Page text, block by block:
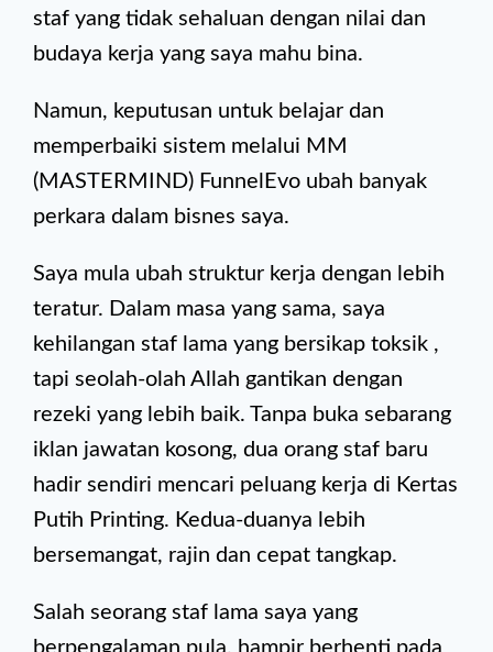
staf yang tidak sehaluan dengan nilai dan
budaya kerja yang saya mahu bina.
Namun, keputusan untuk belajar dan
memperbaiki sistem melalui MM
(MASTERMIND) FunnelEvo ubah banyak
perkara dalam bisnes saya.
Saya mula ubah struktur kerja dengan lebih
teratur. Dalam masa yang sama, saya
kehilangan staf lama yang bersikap toksik ,
tapi seolah-olah Allah gantikan dengan
rezeki yang lebih baik. Tanpa buka sebarang
iklan jawatan kosong, dua orang staf baru
hadir sendiri mencari peluang kerja di Kertas
Putih Printing. Kedua-duanya lebih
bersemangat, rajin dan cepat tangkap.
Salah seorang staf lama saya yang
berpengalaman pula, hampir berhenti pada